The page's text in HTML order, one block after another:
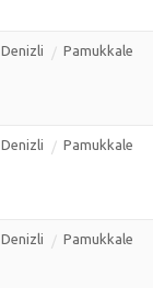
Denizli Pamukkale
Denizli Pamukkale
Denizli Pamukkale